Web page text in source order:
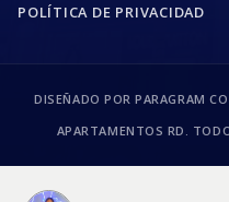
POLÍTICA DE PRIVACIDAD
DISEÑADO POR PARAGRAM
APARTAMENTOS RD.